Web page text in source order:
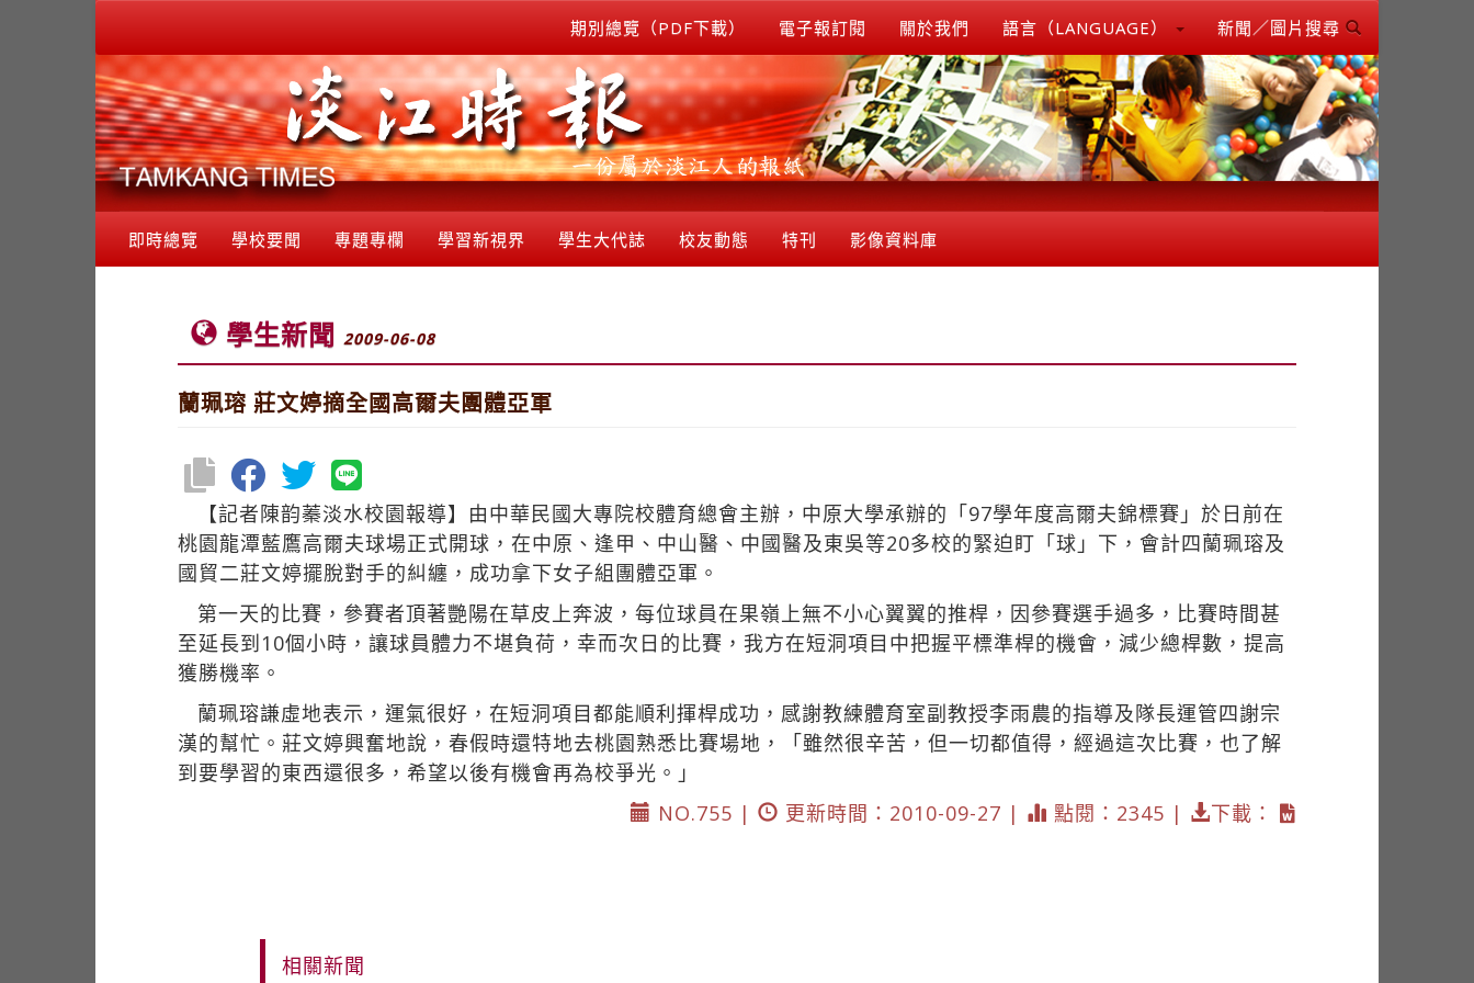
期別總覽（PDF下載） 電子報訂閱 關於我們 語言（LANGUAGE） 新聞／圖片搜尋
即時總覽 學校要聞 專題專欄 學習新視界 學生大代誌 校友動態 特刊 影像資料庫
學生新聞 2009-06-08
蘭珮瑢 莊文婷摘全國高爾夫團體亞軍
【記者陳韵蓁淡水校園報導】由中華民國大專院校體育總會主辦，中原大學承辦的「97學年度高爾夫錦標賽」於日前在
桃園龍潭藍鷹高爾夫球場正式開球，在中原、逢甲、中山醫、中國醫及東吳等20多校的緊迫盯「球」下，會計四蘭珮瑢及
國貿二莊文婷擺脫對手的糾纏，成功拿下女子組團體亞軍。
第一天的比賽，參賽者頂著艷陽在草皮上奔波，每位球員在果嶺上無不小心翼翼的推桿，因參賽選手過多，比賽時間甚
至延長到10個小時，讓球員體力不堪負荷，幸而次日的比賽，我方在短洞項目中把握平標準桿的機會，減少總桿數，提高
獲勝機率。
蘭珮瑢謙虛地表示，運氣很好，在短洞項目都能順利揮桿成功，感謝教練體育室副教授李雨農的指導及隊長運管四謝宗
漢的幫忙。莊文婷興奮地說，春假時還特地去桃園熟悉比賽場地，「雖然很辛苦，但一切都值得，經過這次比賽，也了解
到要學習的東西還很多，希望以後有機會再為校爭光。」
NO.755 |
更新時間：2010-09-27 | 點閱：2345 | 下載：
相關新聞